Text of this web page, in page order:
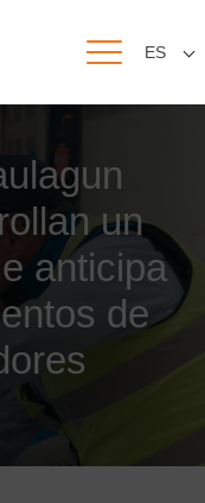
ES
un
anticipa
de